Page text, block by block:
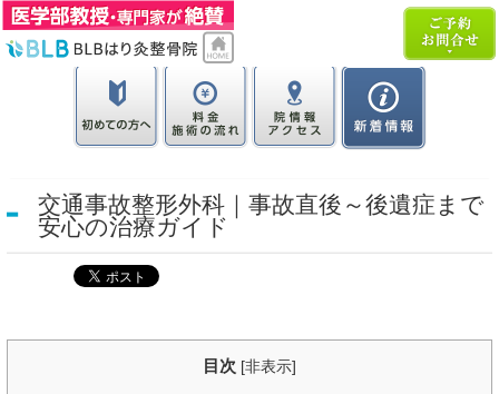
交通事故整形外科｜事故直後～後遺症まで
安心の治療ガイド
目次 [非表示]